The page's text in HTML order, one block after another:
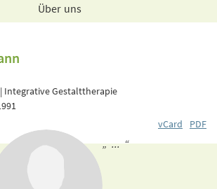
Über uns
Integrative Gestalttherapie
vCard
PDF
„ ... “